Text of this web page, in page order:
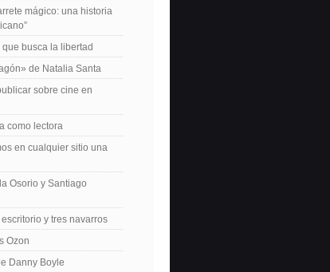
mágico: una historia
busca la libertad
de Natalia Santa
sobre cine en
como lectora
en cualquier sitio una
Osorio y Santiago
y tres navarros
Ozon
Danny Boyle